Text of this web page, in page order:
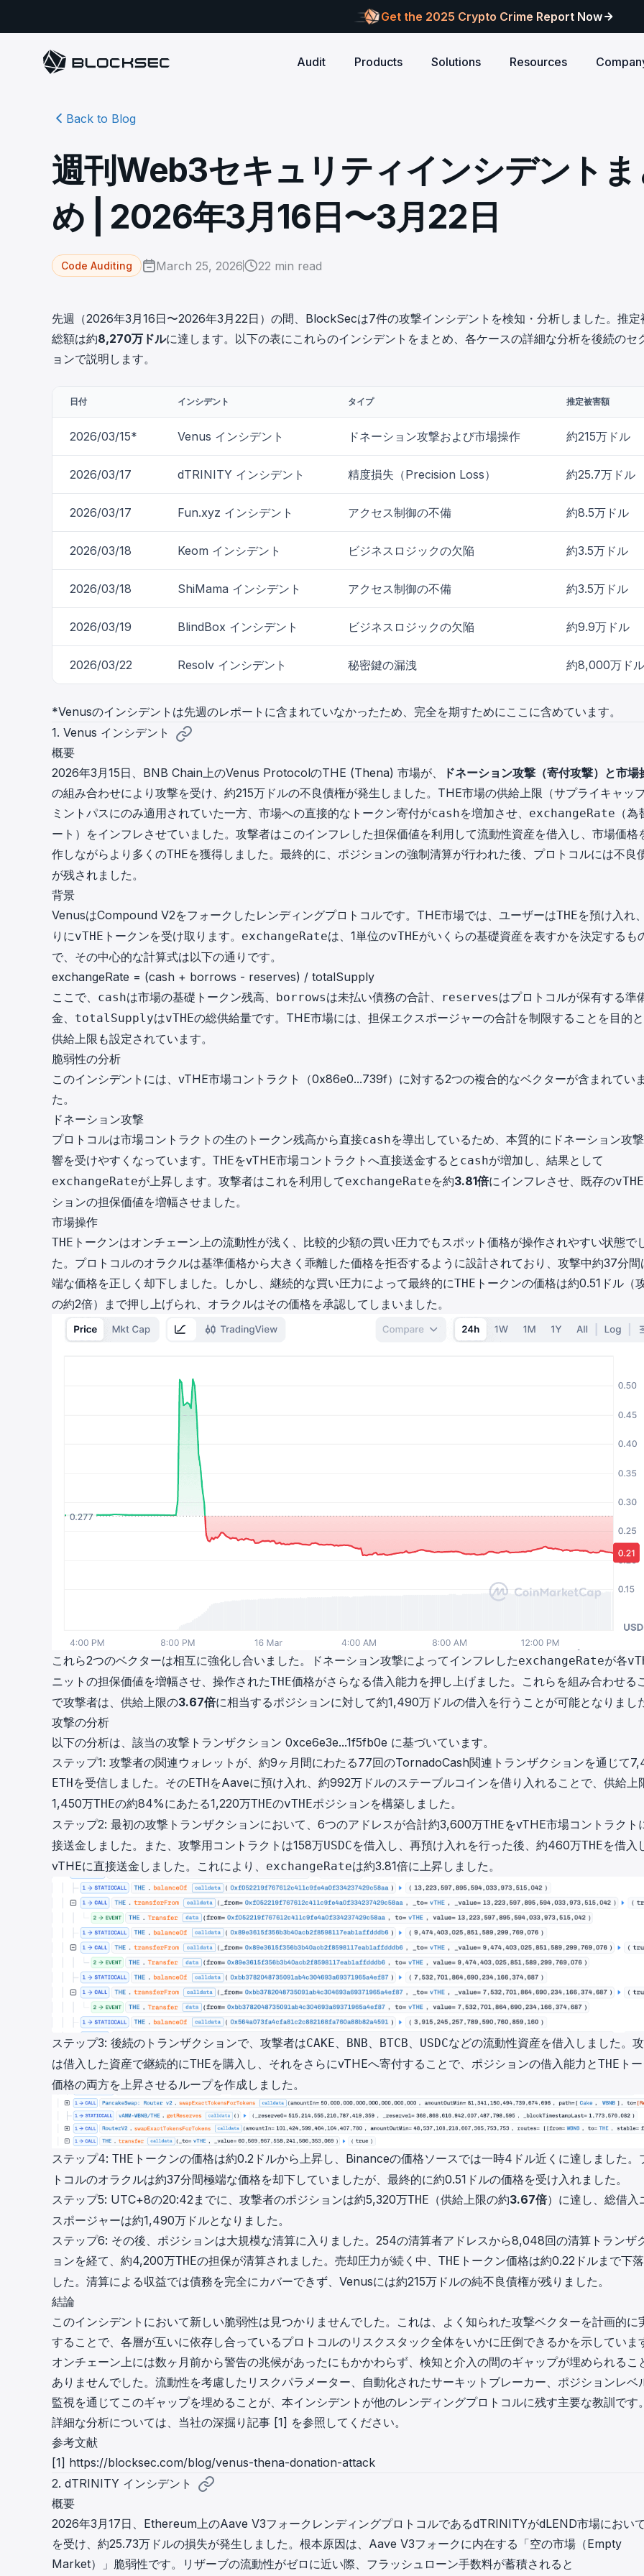
Get the 2025 Crypto Crime Report Now
Audit
robust, reliable, and meets top security
standards.
Infrastructure Audits
other infrastructure stack against
Products
Phalcon Security
Detect every threat, alert what
matters, and block attacks in real-
time.
Safe{Wallet} Monitor
ensure your Safe{Wallet}’s security.
ensure L2 security.
Phalcon Explorer
Visualize, simulate, and debug on-
Phalcon Compliance
Free Trial
Identify illicit activities, manage risks,
Phalcon Network
Monitor illicit fund inflows and receive
withdrawn.
transaction flows, and simplify on-
chain investigations.
Trace.ai
New
Trace stolen crypto with AI-
Solutions
Secure your code pre-launch and block attacks in
real-time. Safeguard both user assets and your
reputation.
AML/CFT compliance.
attacks at
reputation.
Stablecoin Issuer
Secure your contracts pre-launch and monitor
stability and regulatory trust.
Crypto Payment
Block illicit funds in real-time and meet global
Build
every layer:
Resources
security audits by Block Sec.
Comprehensive docs to help you build securely
with BlockSec
Security Incidents Library
Comprehensive docs to help you build securely
new.
Influential papers advancing blockchain security.
meets real-world security.
partners shaping the
security landscape.
Back to Blog
週刊Web3セキュリティインシデントま
め | 2026年3月16日〜3月22日
Code Auditing March 25, 2026 22 min read
先週（2026年3月16日〜2026年3月22日）の間、BlockSecは7件の攻撃インシデントを検知・分析しました。推定
総額は約8,270万ドルに達します。以下の表にこれらのインシデントをまとめ、各ケースの詳細な分析を後続のセ
ョンで説明します。
日付 インシデント タイプ 推定被害額
2026/03/15* Venus インシデント ドネーション攻撃および市場操作 約215万ドル
2026/03/17 dTRINITY インシデント 精度損失（Precision Loss） 約25.7万ドル
2026/03/17 Fun.xyz インシデント アクセス制御の不備 約8.5万ドル
2026/03/18 Keom インシデント ビジネスロジックの欠陥 約3.5万ドル
2026/03/18 ShiMama インシデント アクセス制御の不備 約3.5万ドル
2026/03/19 BlindBox インシデント ビジネスロジックの欠陥 約9.9万ドル
2026/03/22 Resolv インシデント 秘密鍵の漏洩 約8,000万ドル
*Venusのインシデントは先週のレポートに含まれていなかったため、完全を期すためにここに含めています。
1. Venus インシデント
概要
2026年3月15日、BNB Chain上のVenus ProtocolのTHE (Thena) 市場が、
ドネーション攻撃（寄付攻撃） と市場
の組み合わせにより攻撃を受け、約215万ドルの不良債権が発生しました。THE市場の供給上限（サプライキャッ
ミントパスにのみ適用されていた一方、市場への直接的なトークン寄付がcashを増加させ、 exchangeRate （為
ート）をインフレさせていました。攻撃者はこのインフレした担保価値を利用して流動性資産を借入し、市場価格
作しながらより多くのTHEを獲得しました。最終的に、ポジションの強制清算が行われた後、プロトコルには不良
が残されました。
背景
VenusはCompound V2をフォークしたレンディングプロトコルです。THE市場では、ユーザーはTHEを預け入れ
りにvTHE トークンを受け取ります。 exchangeRateは、1単位のvTHEがいくらの基礎資産を表すかを決定するも
で、その中心的な計算式は以下の通りです。
exchangeRate = (cash + borrows - reserves) / totalSupply
ここで、 cashは市場の基礎トークン残高、 borrowsは未払い債務の合計、 reservesはプロトコルが保有する準
金、 totalSupplyはvTHEの総供給量です。THE市場には、担保エクスポージャーの合計を制限することを目的
供給上限も設定されています。
脆弱性の分析
このインシデントには、vTHE市場コントラクト（0x86e0...739f）に対する2つの複合的なベクターが含まれてい
た。
ドネーション攻撃
プロトコルは市場コントラクトの生のトークン残高から直接cashを導出しているため、本質的にドネーション攻
響を受けやすくなっています。 THEをvTHE市場コントラクトへ直接送金すると cashが増加し、結果として
exchangeRateが上昇します。攻撃者はこれを利用してexchangeRateを約3.81倍にインフレさせ、既存のvTHE
ションの担保価値を増幅させました。
市場操作
THE トークンはオンチェーン上の流動性が浅く、比較的少額の買い圧力でもスポット価格が操作されやすい状態で
た。プロトコルのオラクルは基準価格から大きく乖離した価格を拒否するように設計されており、攻撃中約37分間
端な価格を正しく却下しました。しかし、継続的な買い圧力によって最終的にTHE トークンの価格は約0.51ドル（
の約2倍）まで押し上げられ、オラクルはその価格を承認してしまいました。
これら2つのベクターは相互に強化し合いました。ドネーション攻撃によってインフレしたexchangeRateが各
ニットの担保価値を増幅させ、操作されたTHE価格がさらなる借入能力を押し上げました。これらを組み合わせる
で攻撃者は、供給上限の3.67倍に相当するポジションに対して約1,490万ドルの借入を行うことが可能となりまし
攻撃の分析
以下の分析は、該当の攻撃トランザクション 0xce6e3e...1f5fb0e に基づいています。
ステップ1: 攻撃者の関連ウォレットが、約9ヶ月間にわたる77回のTornadoCash関連トランザクションを通じて
ETH を受信しました。そのETH をAaveに預け入れ、約992万ドルのステーブルコインを借り入れることで、供給上
1,450万THEの約84%にあたる1,220万THEのvTHEポジションを構築しました。
ステップ2: 最初の攻撃トランザクションにおいて、6つのアドレスが合計約3,600万THEをvTHE市場コントラクト
接送金しました。また、攻撃用コントラクトは158万USDCを借入し、再預け入れを行った後、約460万THEを借入
vTHEに直接送金しました。これにより、 exchangeRateは約3.81倍に上昇しました。
ステップ3: 後続のトランザクションで、攻撃者はCAKE、 BNB、 BTCB、 USDCなどの流動性資産を借入しました。
は借入した資産で継続的にTHEを購入し、それをさらにvTHEへ寄付することで、ポジションの借入能力とTHE ト
価格の両方を上昇させるループを作成しました。
ステップ4: THE トークンの価格は約0.2ドルから上昇し、Binanceの価格ソースでは一時4ドル近くに達しました。
トコルのオラクルは約37分間極端な価格を却下していましたが、最終的に約0.51ドルの価格を受け入れました。
ステップ5: UTC+8の20:42までに、攻撃者のポジションは約5,320万THE （供給上限の約3.67倍）に達し、総借入
スポージャーは約1,490万ドルとなりました。
ステップ6: その後、ポジションは大規模な清算に入りました。254の清算者アドレスから8,048回の清算トランザ
ョンを経て、約4,200万THEの担保が清算されました。売却圧力が続く中、 THE トークン価格は約0.22ドルまで下
した。清算による収益では債務を完全にカバーできず、Venusには約215万ドルの純不良債権が残りました。
結論
このインシデントにおいて新しい脆弱性は見つかりませんでした。これは、よく知られた攻撃ベクターを計画的に
することで、各層が互いに依存し合っているプロトコルのリスクスタック全体をいかに圧倒できるかを示していま
オンチェーン上には数ヶ月前から警告の兆候があったにもかかわらず、検知と介入の間のギャップが埋められるこ
ありませんでした。流動性を考慮したリスクパラメーター、自動化されたサーキットブレーカー、ポジションレベ
監視を通じてこのギャップを埋めることが、本インシデントが他のレンディングプロトコルに残す主要な教訓です。
詳細な分析については、当社の深掘り記事 [1] を参照してください。
参考文献
[1] https://blocksec.com/blog/venus-thena-donation-attack
2. dTRINITY インシデント
概要
2026年3月17日、Ethereum上のAave V3フォークレンディングプロトコルであるdTRINITYがdLEND市場におい
を受け、約25.73万ドルの損失が発生しました。根本原因は、Aave V3フォークに内在する「空の市場（Empty
Market）」脆弱性です。リザーブの流動性がゼロに近い際、フラッシュローン手数料が蓄積されると